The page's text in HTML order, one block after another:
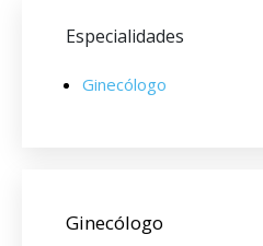
Especialidades
Ginecólogo
Ginecólogo